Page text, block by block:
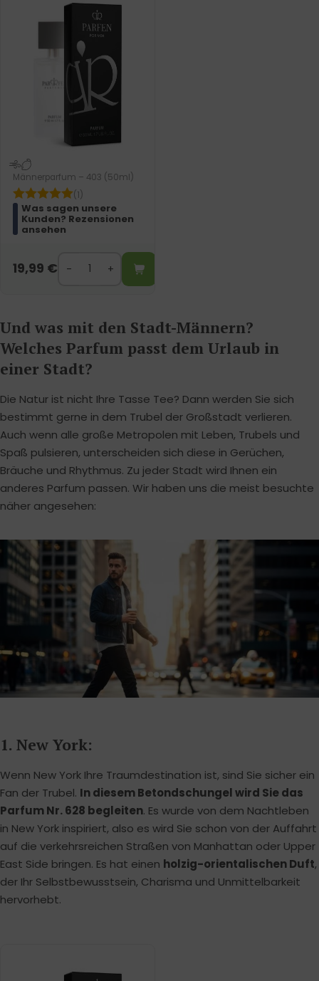
Männerparfum – 403 (50ml)
(1)
Was sagen unsere
Kunden? Rezensionen
ansehen
19,99 €
Und was mit den Stadt-Männern?
Welches Parfum passt dem Urlaub in
einer Stadt?
Die Natur ist nicht Ihre Tasse Tee? Dann werden Sie sich
bestimmt gerne in dem Trubel der Großstadt verlieren.
Auch wenn alle große Metropolen mit Leben, Trubels und
Spaß pulsieren, unterscheiden sich diese in Gerüchen,
Bräuche und Rhythmus. Zu jeder Stadt wird Ihnen ein
anderes Parfum passen. Wir haben uns die meist besuchte
näher angesehen:
1. New York:
Wenn New York Ihre Traumdestination ist, sind Sie sicher ein
Fan der Trubel. In diesem Betondschungel wird Sie das
Parfum Nr. 628 begleiten. Es wurde von dem Nachtleben
in New York inspiriert, also es wird Sie schon von der Auffahrt
auf die verkehrsreichen Straßen von Manhattan oder Upper
East Side bringen. Es hat einen holzig-orientalischen Duft,
der Ihr Selbstbewusstsein, Charisma und Unmittelbarkeit
hervorhebt.